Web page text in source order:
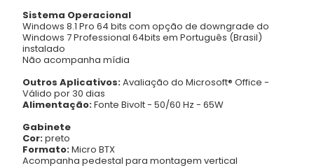
Sistema Operacional
Windows 8.1 Pro 64 bits com opção de downgrade do
Windows 7 Professional 64bits em Português (Brasil)
instalado
Não acompanha mídia
Outros Aplicativos:Avaliação do Microsoft® Office -
Válido por 30 dias
Alimentação:Fonte Bivolt - 50/60 Hz - 65W
Gabinete
Cor:preto
Formato:Micro BTX
Acompanha pedestal para montagem vertical